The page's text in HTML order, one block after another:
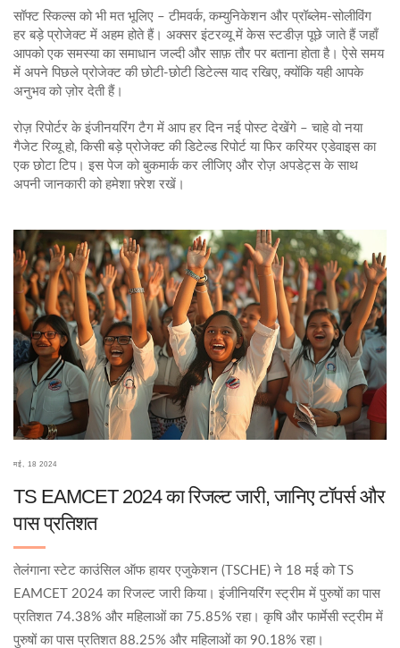
सॉफ्ट स्किल्स को भी मत भूलिए – टीमवर्क, कम्युनिकेशन और प्रॉब्लेम‑सोलीविंग
हर बड़े प्रोजेक्ट में अहम होते हैं। अक्सर इंटरव्यू में केस स्टडीज़ पूछे जाते हैं जहाँ
आपको एक समस्या का समाधान जल्दी और साफ़ तौर पर बताना होता है। ऐसे समय
में अपने पिछले प्रोजेक्ट की छोटी‑छोटी डिटेल्स याद रखिए, क्योंकि यही आपके
अनुभव को ज़ोर देती हैं।
रोज़ रिपोर्टर के इंजीनयरिंग टैग में आप हर दिन नई पोस्ट देखेंगे – चाहे वो नया
गैजेट रिव्यू हो, किसी बड़े प्रोजेक्ट की डिटेल्ड रिपोर्ट या फिर करियर एडेवाइस का
एक छोटा टिप। इस पेज को बुकमार्क कर लीजिए और रोज़ अपडेट्स के साथ
अपनी जानकारी को हमेशा फ़्रेश रखें।
मई, 18 2024
TS EAMCET 2024 का रिजल्ट जारी, जानिए टॉपर्स और
पास प्रतिशत
तेलंगाना स्टेट काउंसिल ऑफ हायर एजुकेशन (TSCHE) ने 18 मई को TS
EAMCET 2024 का रिजल्ट जारी किया। इंजीनियरिंग स्ट्रीम में पुरुषों का पास
प्रतिशत 74.38% और महिलाओं का 75.85% रहा। कृषि और फार्मेसी स्ट्रीम में
पुरुषों का पास प्रतिशत 88.25% और महिलाओं का 90.18% रहा।